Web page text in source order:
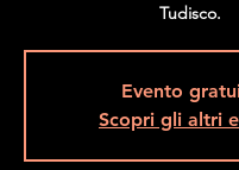
Tudisco.
Evento
Scopri gli altri